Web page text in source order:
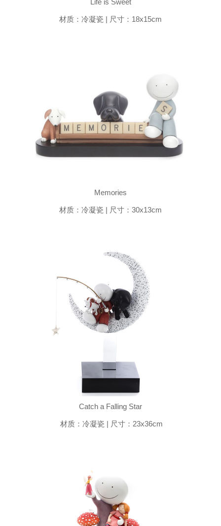
材质：冷凝瓷 | 尺寸：18x15cm
Memories
材质：冷凝瓷 | 尺寸：30x13cm
Catch a Falling Star
材质：冷凝瓷 | 尺寸：23x36cm